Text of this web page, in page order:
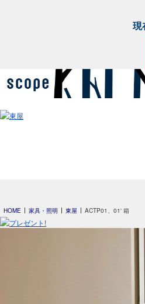
現
HOME 家具・照明 東屋 ACTP01、01' 箱